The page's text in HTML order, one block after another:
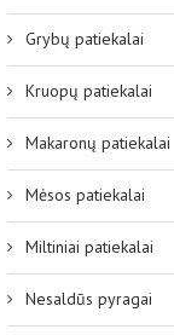
Grybų patiekalai
Kruopų patiekalai
Makaronų patiekalai
Mėsos patiekalai
Miltiniai patiekalai
Nesaldūs pyragai